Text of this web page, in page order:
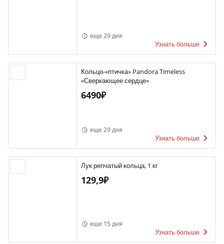
еще 29 дня
Узнать больше
Кольцо-«птичка» Pandora Timeless
«Сверкающее сердце»
6490₽
еще 29 дня
Узнать больше
Лук репчатый кольца, 1 кг
129,9₽
еще 15 дня
Узнать больше